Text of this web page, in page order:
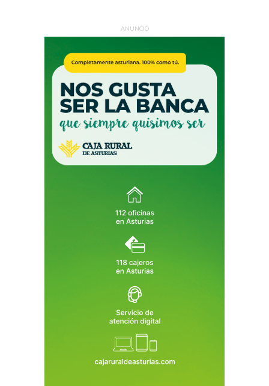
ANUNCIO